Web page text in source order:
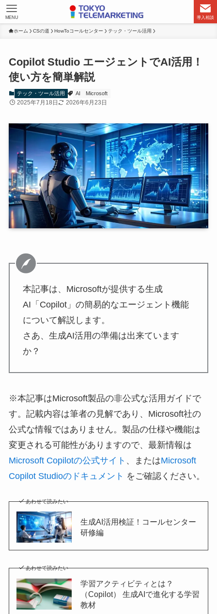
導入相談
MENU
ホーム CSの道 HowToコールセンター テック・ツール活用
Copilot Studio エージェントでAI活用！
使い方を簡単解説
テック・ツール活用 AI Microsoft
2025年7月18日 2026年6月23日
本記事は、Microsoftが提供する生成
AI「Copilot」の簡易的なエージェント機能
について解説します。
さあ、生成AI活用の準備は出来ています
か？
※本記事はMicrosoft製品の非公式な活用ガイドで
す。記載内容は筆者の見解であり、Microsoft社の
公式な情報ではありません。製品の仕様や機能は
変更される可能性がありますので、最新情報は
Microsoft Copilotの公式サイト 、またはMicrosoft
Copilot Studioのドキュメント をご確認ください。
あわせて読みたい
生成AI活用検証！コールセンター
研修編
あわせて読みたい
学習アクティビティとは？
（Copilot） 生成AIで進化する学習
教材